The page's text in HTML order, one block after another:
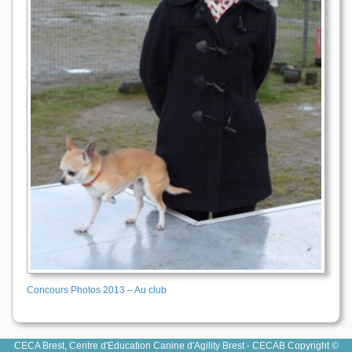
Concours Photos 2013 – Au club
CECA Brest, Centre d'Education Canine d'Agility Brest - CECAB Copyright ©